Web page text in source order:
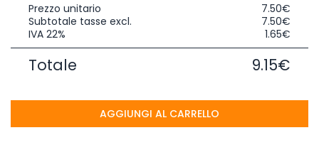
Prezzo unitario
7.50€
Subtotale tasse excl.
7.50€
IVA 22%
1.65€
Totale 9.15€
AGGIUNGI AL CARRELLO